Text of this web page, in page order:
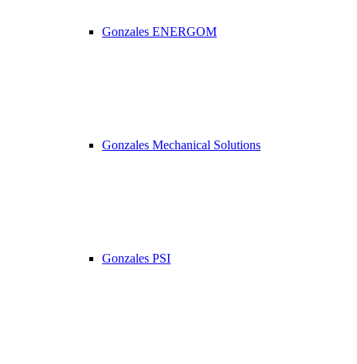
Gonzales ENERGOM
Gonzales Mechanical Solutions
Gonzales PSI